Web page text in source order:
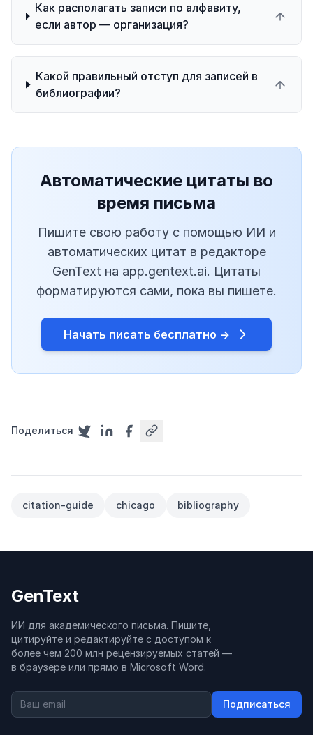
Как располагать записи по алфавиту,
если автор — организация?
Какой правильный отступ для записей в
библиографии?
Автоматические цитаты во
время письма
Пишите свою работу с помощью ИИ и
автоматических цитат в редакторе
GenText на app.gentext.ai. Цитаты
форматируются сами, пока вы пишете.
Начать писать бесплатно →
Поделиться
citation-guide chicago bibliography
GenText
ИИ для академического письма. Пишите,
цитируйте и редактируйте с доступом к
более чем 200 млн рецензируемых статей —
в браузере или прямо в Microsoft Word.
Подписаться